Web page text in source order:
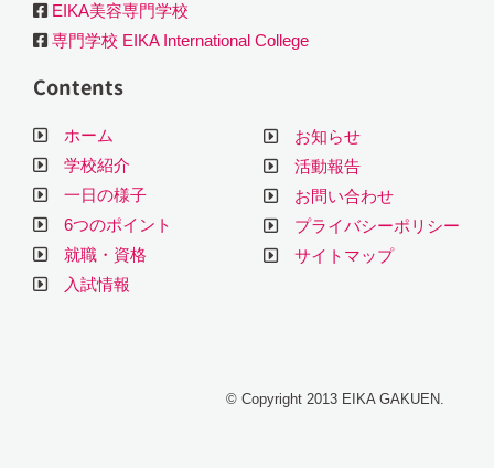
EIKA美容専門学校
専門学校 EIKA International College
Contents
ホーム
学校紹介
一日の様子
6つのポイント
就職・資格
入試情報
お知らせ
活動報告
お問い合わせ
プライバシーポリシー
サイトマップ
© Copyright 2013 EIKA GAKUEN.